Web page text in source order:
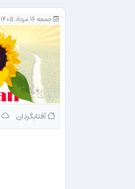
جمعه ۱۶ مرداد ۱۴۰۵ |
آفتابگردان